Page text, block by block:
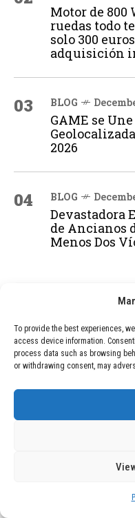
To provide the best experiences,
access device information.
process data such as browsing
or withdrawing consent, may
Motor de 800
ruedas todo
solo 300
adquisición
03 BLOG
GAME se
2026
04 BLOG
Devastadora
de Ancianos
Menos Dos